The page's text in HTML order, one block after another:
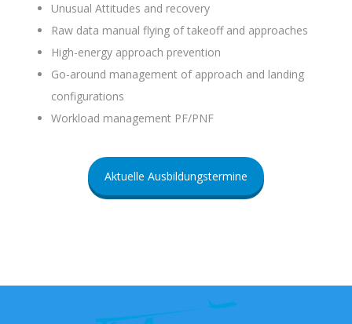
Unusual Attitudes and recovery
Raw data manual flying of takeoff and approaches
High-energy approach prevention
Go-around management of approach and landing
configurations
Workload management PF/PNF
Aktuelle Ausbildungstermine